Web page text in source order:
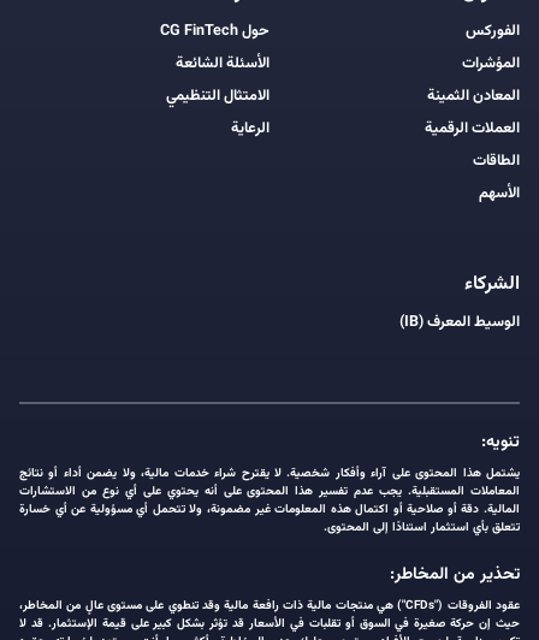
الفوركس
المؤشرات
المعادن الثمينة
العملات الرقمية
الطاقات
الأسهم
حول CG FinTech
الأسئلة الشائعة
الامتثال التنظيمي
الرعاية
الشركاء
الوسيط المعرف (IB)
تنويه:
يشتمل هذا المحتوى على آراء وأفكار شخصية. لا يقترح شراء خدمات مالية، ولا يضمن أداء أو نتائج
المعاملات المستقبلية. يجب عدم تفسير هذا المحتوى على أنه يحتوي على أي نوع من الاستشارات
المالية. دقة أو صلاحية أو اكتمال هذه المعلومات غير مضمونة، ولا تتحمل أي مسؤولية عن أي خسارة
تتعلق بأي استثمار استنادًا إلى المحتوى.
تحذير من المخاطر:
عقود الفروقات ("CFDs") هي منتجات مالية ذات رافعة مالية وقد تنطوي على مستوى عالٍ من المخاطر،
حيث إن حركة صغيرة في السوق أو تقلبات في الأسعار قد تؤثر بشكل كبير على قيمة الإستثمار. قد لا